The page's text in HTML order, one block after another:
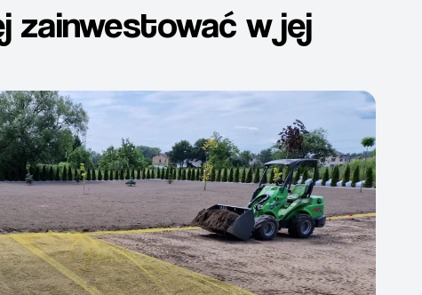
zainwestować w jej